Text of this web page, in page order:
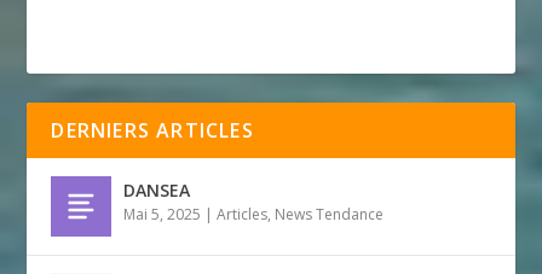
DERNIERS ARTICLES
DANSEA
Mai 5, 2025 |Articles, News Tendance